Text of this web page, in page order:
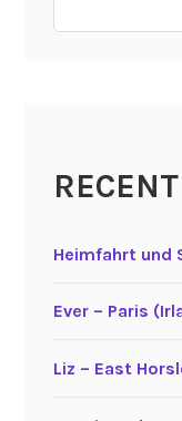
Heimfahrt
Ever – Paris
Liz – East